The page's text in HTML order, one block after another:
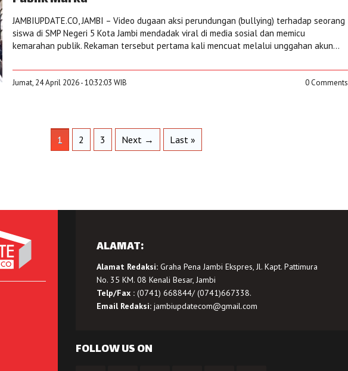
JAMBIUPDATE.CO, JAMBI – Video dugaan aksi perundungan (bullying) terhadap seorang
siswa di SMP Negeri 5 Kota Jambi mendadak viral di media sosial dan memicu
kemarahan publik. Rekaman tersebut pertama kali mencuat melalui unggahan akun...
Jumat, 24 April 2026 - 10:32:03 WIB 0 Comments
1 2 3 Next → Last »
ALAMAT:
Alamat Redaksi:Graha Pena Jambi Ekspres, Jl. Kapt. Pattimura
No. 35 KM. 08 Kenali Besar, Jambi
Telp/Fax :(0741) 668844/ (0741)667338.
Email Redaksi: jambiupdatecom@gmail.com
FOLLOW US ON